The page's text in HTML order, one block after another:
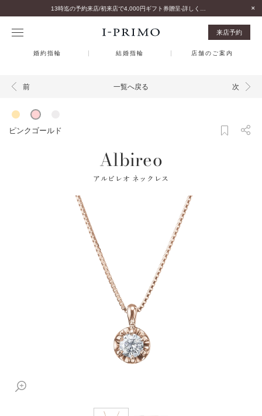
来店予約
婚約指輪 結婚指輪 店舗のご案内
前 一覧へ戻る 次
ピンクゴールド
Albireo
アルビレオ ネックレス